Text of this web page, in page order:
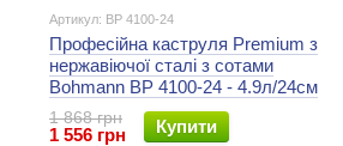
Артикул: BP 4100-24
Професійна каструля Premium з
нержавіючої сталі з сотами
Bohmann BP 4100-24 - 4.9л/24см
1 868 грн
1 556 грн Купити